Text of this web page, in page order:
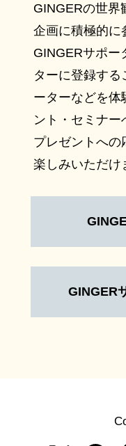
GINGERの世界
企画に積極的に
GINGERサポー
ターに登録す
ーターなどを体
ント・セミナー
プレゼントへの
楽しみいただけ
GINGER